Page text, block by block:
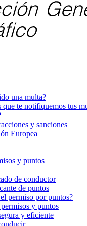
una multa?
te notifiquemos tus
y sanciones
Europea
y puntos
de conductor
de puntos
permiso por puntos?
y puntos
y eficiente